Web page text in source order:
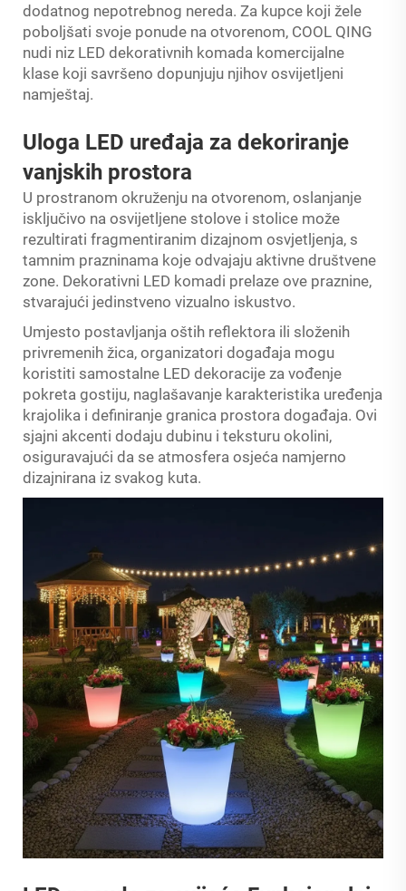
dodatnog nepotrebnog nereda. Za kupce koji žele
poboljšati svoje ponude na otvorenom, COOL QING
nudi niz LED dekorativnih komada komercijalne
klase koji savršeno dopunjuju njihov osvijetljeni
namještaj.
Uloga LED uređaja za dekoriranje
vanjskih prostora
U prostranom okruženju na otvorenom, oslanjanje
isključivo na osvijetljene stolove i stolice može
rezultirati fragmentiranim dizajnom osvjetljenja, s
tamnim prazninama koje odvajaju aktivne društvene
zone. Dekorativni LED komadi prelaze ove praznine,
stvarajući jedinstveno vizualno iskustvo.
Umjesto postavljanja oštih reflektora ili složenih
privremenih žica, organizatori događaja mogu
koristiti samostalne LED dekoracije za vođenje
pokreta gostiju, naglašavanje karakteristika uređenja
krajolika i definiranje granica prostora događaja. Ovi
sjajni akcenti dodaju dubinu i teksturu okolini,
osiguravajući da se atmosfera osjeća namjerno
dizajnirana iz svakog kuta.